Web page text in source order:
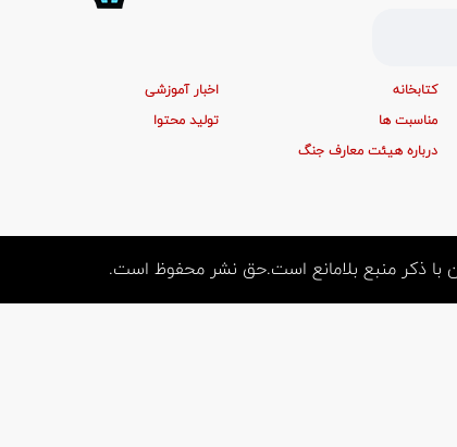
کتابخانه
اخبار آموزشی
مناسبت ها
تولید محتوا
درباره هیئت معارف جنگ
ذکر منبع بلامانع است.حق نشر محفوظ است.